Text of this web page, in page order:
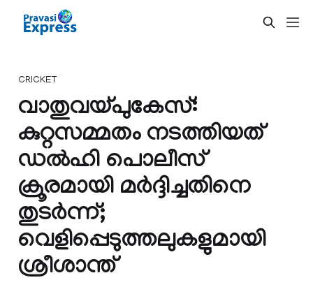
CRICKET
വാതുവയ്പുകേസ്:
കുറ്റസമ്മതം നടത്തിയത്
ഡൽഹി പൊലീസ്
ക്രൂരമായി മർദ്ദിച്ചതിനെ
തുടർന്ന്;
വെളിപ്പെടുത്തലുകളുമായി
ശ്രീശാന്ത്‌